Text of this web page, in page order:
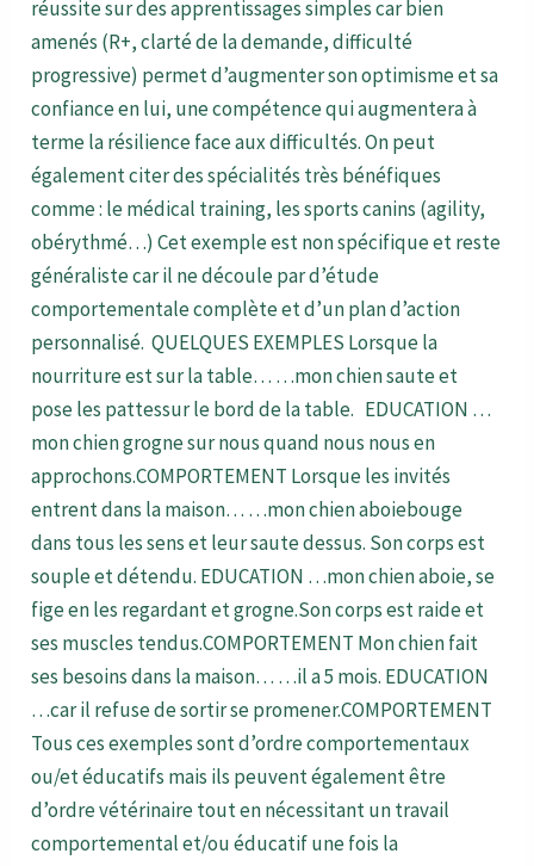
réussite sur des apprentissages simples car bien
amenés (R+, clarté de la demande, difficulté
progressive) permet d’augmenter son optimisme et sa
confiance en lui, une compétence qui augmentera à
terme la résilience face aux difficultés. On peut
également citer des spécialités très bénéfiques
comme : le médical training, les sports canins (agility,
obérythmé…) Cet exemple est non spécifique et reste
généraliste car il ne découle par d’étude
comportementale complète et d’un plan d’action
personnalisé. QUELQUES EXEMPLES Lorsque la
nourriture est sur la table… …mon chien saute et
pose les pattessur le bord de la table. EDUCATION …
mon chien grogne sur nous quand nous nous en
approchons.COMPORTEMENT Lorsque les invités
entrent dans la maison… …mon chien aboiebouge
dans tous les sens et leur saute dessus. Son corps est
souple et détendu. EDUCATION …mon chien aboie, se
fige en les regardant et grogne.Son corps est raide et
ses muscles tendus.COMPORTEMENT Mon chien fait
ses besoins dans la maison… …il a 5 mois. EDUCATION
…car il refuse de sortir se promener.COMPORTEMENT
Tous ces exemples sont d’ordre comportementaux
ou/et éducatifs mais ils peuvent également être
d’ordre vétérinaire tout en nécessitant un travail
comportemental et/ou éducatif une fois la